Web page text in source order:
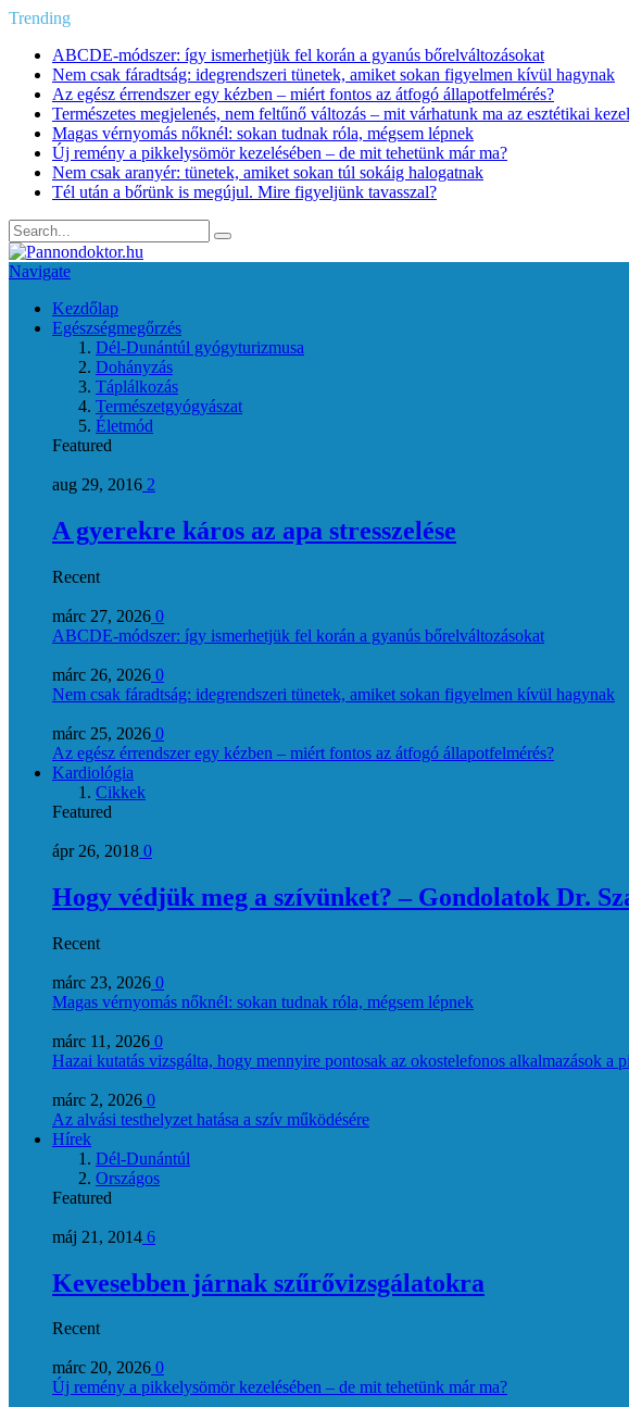
Trending
ABCDE‑módszer: így ismerhetjük fel korán a gyanús bőrelváltozásokat
Nem csak fáradtság: idegrendszeri tünetek, amiket sokan figyelmen kívül hagynak
Az egész érrendszer egy kézben – miért fontos az átfogó állapotfelmérés?
Természetes megjelenés, nem feltűnő változás – mit várhatunk ma az esztétikai
Magas vérnyomás nőknél: sokan tudnak róla, mégsem lépnek
Új remény a pikkelysömör kezelésében – de mit tehetünk már ma?
Nem csak aranyér: tünetek, amiket sokan túl sokáig halogatnak
Tél után a bőrünk is megújul. Mire figyeljünk tavasszal?
Navigate
Kezdőlap
Egészségmegőrzés
Dél-Dunántúl gyógyturizmusa
Dohányzás
Táplálkozás
Természetgyógyászat
Életmód
Featured
aug 29, 2016 2
A gyerekre káros az apa stresszelése
Recent
márc 27, 2026 0
ABCDE‑módszer: így ismerhetjük fel korán a gyanús bőrelváltozásokat
márc 26, 2026 0
Nem csak fáradtság: idegrendszeri tünetek, amiket sokan figyelmen kívül hagynak
márc 25, 2026 0
Az egész érrendszer egy kézben – miért fontos az átfogó állapotfelmérés?
Kardiológia
Cikkek
Featured
ápr 26, 2018 0
Hogy védjük meg a szívünket? – Gondolatok Dr.
Recent
márc 23, 2026 0
Magas vérnyomás nőknél: sokan tudnak róla, mégsem lépnek
márc 11, 2026 0
Hazai kutatás vizsgálta, hogy mennyire pontosak az okostelefonos alkalmazások a
márc 2, 2026 0
Az alvási testhelyzet hatása a szív működésére
Hírek
Dél-Dunántúl
Országos
Featured
máj 21, 2014 6
Kevesebben járnak szűrővizsgálatokra
Recent
márc 20, 2026 0
Új remény a pikkelysömör kezelésében – de mit tehetünk már ma?